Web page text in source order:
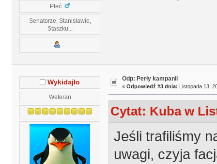
Płeć:
Senatorze, Stanisławie,
Staszku...
Wykidajło
Weteran
Odp: Perły kampanii
« Odpowiedź #3 dnia: Listopada 13,
Cytat: Kuba w
Jeśli trafiliśmy
uwagi, czyja